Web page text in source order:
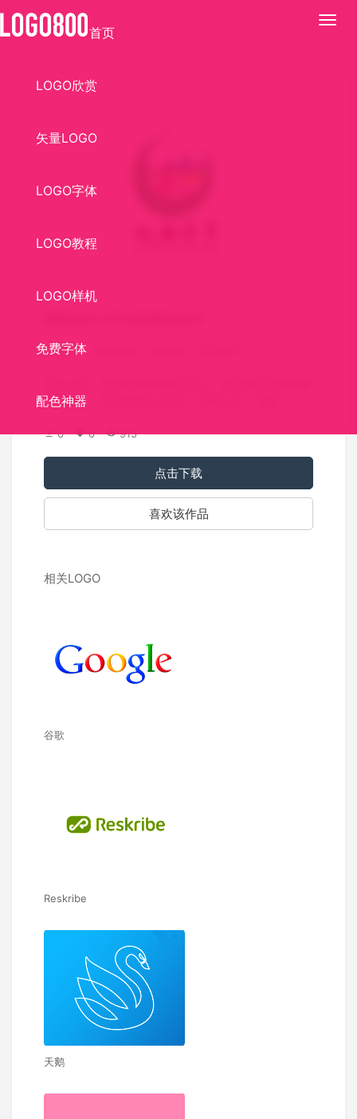
展
首页
LOGO欣赏
矢量LOGO
LOGO字体
LOGO教程
LOGO样机
免费字体
配色神器
关键词：
文化特色，湘西苗族文化特色，要求大气，易懂，
0 0 915
点击下载
喜欢该作品
相关LOGO
谷歌
Reskribe
天鹅